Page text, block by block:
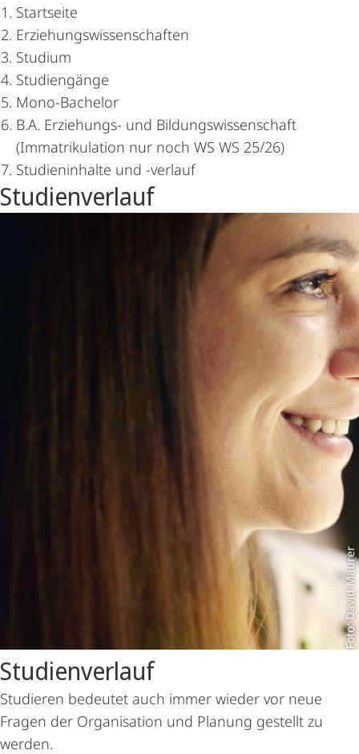
Startseite
Erziehungswissenschaften
Studium
Studiengänge
Mono-Bachelor
B.A. Erziehungs- und Bildungswissenschaft
(Immatrikulation nur noch WS WS 25/26)
Studieninhalte und -verlauf
Hauptinhalt
Studienverlauf
Foto: David Maurer
Studienverlauf
Studieren bedeutet auch immer wieder vor neue
Fragen der Organisation und Planung gestellt zu
werden.